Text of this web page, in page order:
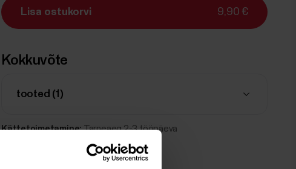
Lisa ostukorvi 9,90 €
Kokkuvõte
tooted (1 )
Kättetoimetamine:Tarneaeg 2-3 tööpäeva